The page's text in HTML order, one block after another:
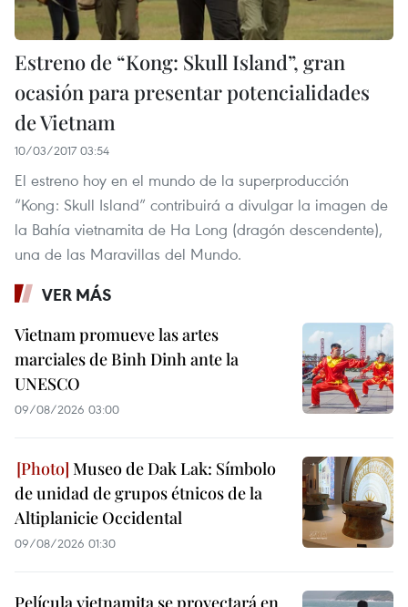
Estreno de “Kong: Skull Island”, gran
ocasión para presentar potencialidades
de Vietnam
10/03/2017 03:54
El estreno hoy en el mundo de la superproducción
“Kong: Skull Island” contribuirá a divulgar la imagen de
la Bahía vietnamita de Ha Long (dragón descendente),
una de las Maravillas del Mundo.
VER MÁS
Vietnam promueve las artes
marciales de Binh Dinh ante la
UNESCO
09/08/2026 03:00
Museo de Dak Lak: Símbolo
de unidad de grupos étnicos de la
Altiplanicie Occidental
09/08/2026 01:30